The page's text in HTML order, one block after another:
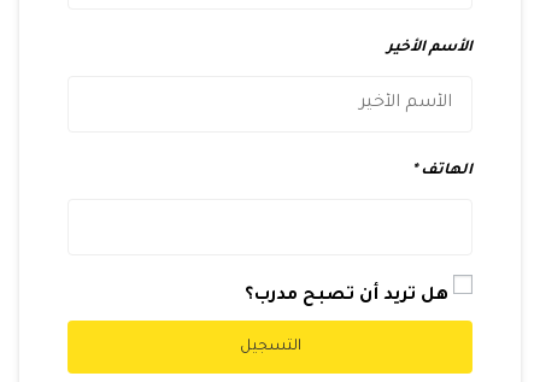
الأسم الأخير
الهاتف
هل تريد أن تصبح مدرب؟
التسجيل